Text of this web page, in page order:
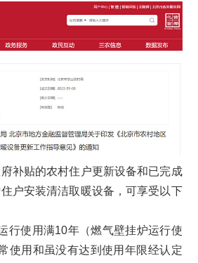
贴的农村住户更新设备和已完成
户安装清洁取暖设备，可享受以下
使用满10年（燃气壁挂炉运行使
使用和虽没有达到使用年限经认定